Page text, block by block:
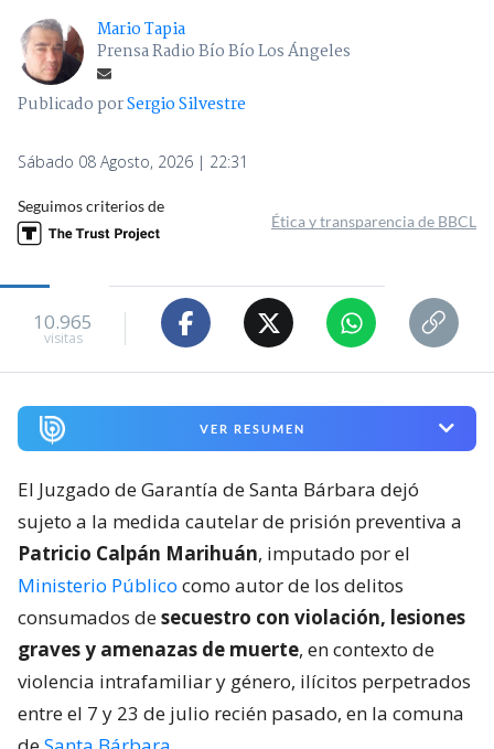
Mario Tapia
Prensa Radio Bío Bío Los Ángeles
Publicado porSergio Silvestre
Sábado 08 Agosto, 2026 | 22:31
Seguimos criterios de
Ética y transparencia de BBCL
10.965
visitas
VER RESUMEN
El Juzgado de Garantía de Santa Bárbara dejó
sujeto a la medida cautelar de prisión preventiva a
Patricio Calpán Marihuán, imputado por el
Ministerio Público como autor de los delitos
consumados desecuestro con violación, lesiones
graves y amenazas de muerte, en contexto de
violencia intrafamiliar y género, ilícitos perpetrados
entre el 7 y 23 de julio recién pasado, en la comuna